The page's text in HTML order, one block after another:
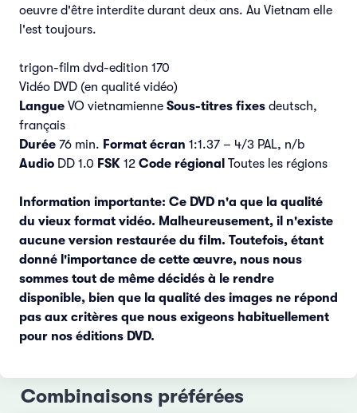
oeuvre d'être interdite durant deux ans. Au Vietnam elle
l'est toujours.
trigon-film dvd-edition 170
Vidéo DVD (en qualité vidéo)
Langue VO vietnamienne Sous-titres fixes deutsch,
français
Durée 76 min. Format écran 1:1.37 – 4/3 PAL, n/b
Audio DD 1.0 FSK 12 Code régional Toutes les régions
Information importante: Ce DVD n'a que la qualité
du vieux format vidéo. Malheureusement, il n'existe
aucune version restaurée du film. Toutefois, étant
donné l'importance de cette œuvre, nous nous
sommes tout de même décidés à le rendre
disponible, bien que la qualité des images ne répond
pas aux critères que nous exigeons habituellement
pour nos éditions DVD.
Combinaisons préférées